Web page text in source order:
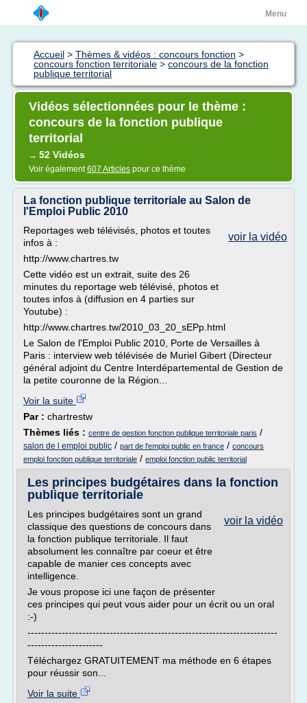
Menu
Accueil > Thèmes & vidéos : concours fonction >
concours fonction territoriale > concours de la fonction
publique territorial
Vidéos sélectionnées pour le thème :
concours de la fonction publique
territorial
→ 52 Vidéos
Voir également607 Articles pour ce thème
La fonction publique territoriale au Salon de
l'Emploi Public 2010
voir la vidéo
Reportages web télévisés, photos et toutes
infos à :
http://www.chartres.tw
Cette vidéo est un extrait, suite des 26
minutes du reportage web télévisé, photos et
toutes infos à (diffusion en 4 parties sur
Youtube) :
http://www.chartres.tw/2010_03_20_sEPp.html
Le Salon de l'Emploi Public 2010, Porte de Versailles à
Paris : interview web télévisée de Muriel Gibert (Directeur
général adjoint du Centre Interdépartemental de Gestion de
la petite couronne de la Région...
Voir la suite
Par : chartrestw
Thèmes liés : centre de gestion fonction publique territoriale paris /
salon de l emploi public / part de l'emploi public en france / concours
emploi fonction publique territoriale / emploi fonction public territorial
Les principes budgétaires dans la fonction
publique territoriale
voir la vidéo
Les principes budgétaires sont un grand
classique des questions de concours dans
la fonction publique territoriale. Il faut
absolument les connaître par coeur et être
capable de manier ces concepts avec
intelligence.
Je vous propose ici une façon de présenter
ces principes qui peut vous aider pour un écrit ou un oral
:-)
-------------------------------------------------------------------------
----------------------
Téléchargez GRATUITEMENT ma méthode en 6 étapes
pour réussir son...
Voir la suite